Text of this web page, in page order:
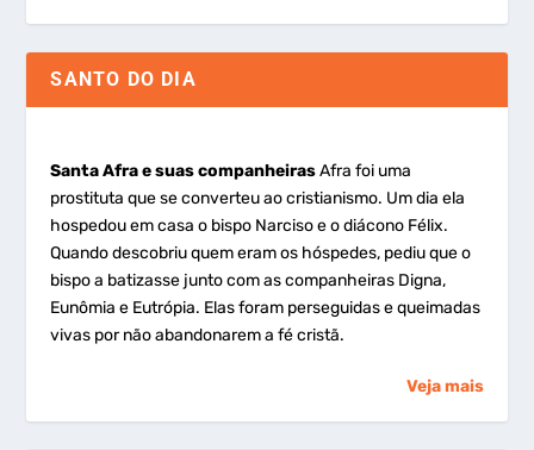
SANTO DO DIA
Santa Afra e suas companheirasAfra foi uma
prostituta que se converteu ao cristianismo. Um dia ela
hospedou em casa o bispo Narciso e o diácono Félix.
Quando descobriu quem eram os hóspedes, pediu que o
bispo a batizasse junto com as companheiras Digna,
Eunômia e Eutrópia. Elas foram perseguidas e queimadas
vivas por não abandonarem a fé cristã.
Veja mais